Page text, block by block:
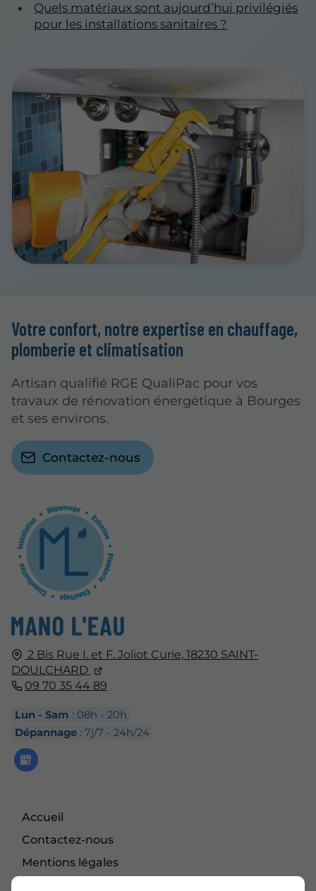
Quels matériaux sont aujourd’hui privilégiés
pour les installations sanitaires ?
2 Bis Rue I. et F. Joliot Curie, 18230 SAINT-
DOULCHARD
09 70 35 44 89
Lun - Sam : 08h - 20h
Dépannage: 7j/7 - 24h/24
Accueil
Contactez-nous
Mentions légales
Votre confort, notre expertise en chauffage,
plomberie et climatisation
Artisan qualifié RGE QualiPac pour vos
travaux de rénovation énergétique à Bourges
et ses environs.
Contactez-nous